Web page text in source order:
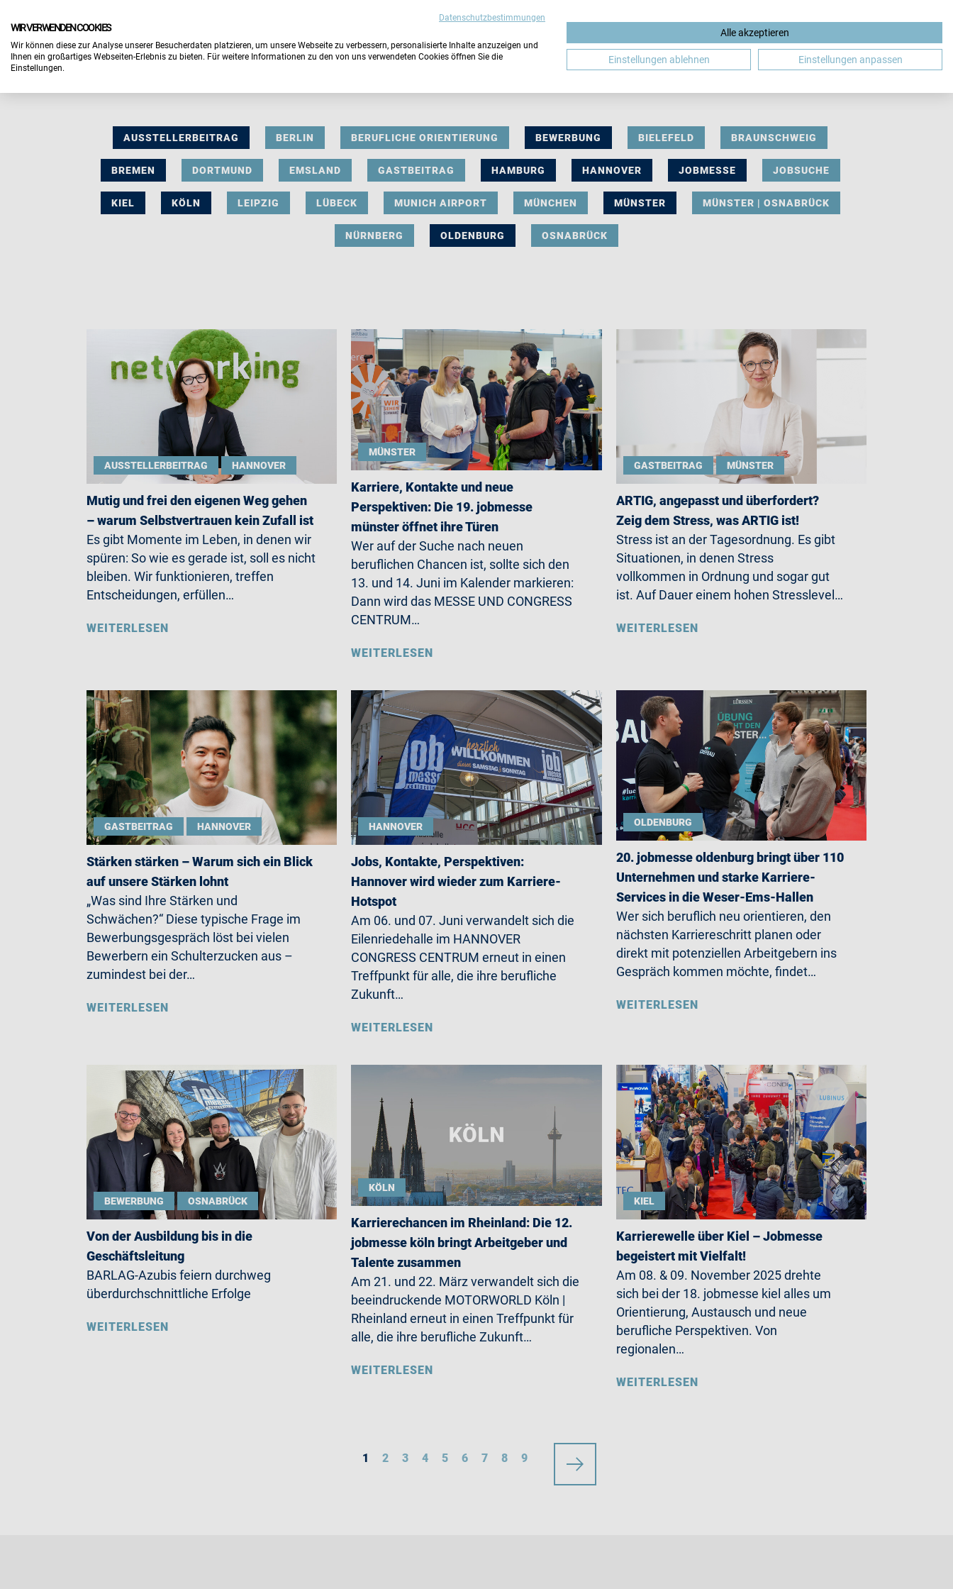
DE
AUSSTELLERBEITRAG BERLIN BERUFLICHE ORIENTIERUNG BEWERBUNG BIELEFELD BRAUNSCHWEIG
BREMEN DORTMUND EMSLAND GASTBEITRAG HAMBURG HANNOVER JOBMESSE JOBSUCHE
KIEL KÖLN LEIPZIG LÜBECK MUNICH AIRPORT MÜNCHEN MÜNSTER MÜNSTER | OSNABRÜCK
NÜRNBERG OLDENBURG OSNABRÜCK
AUSSTELLERBEITRAG HANNOVER
Mutig und frei den eigenen Weg gehen
– warum Selbstvertrauen kein Zufall ist
Es gibt Momente im Leben, in denen wir
spüren: So wie es gerade ist, soll es nicht
bleiben. Wir funktionieren, treffen
Entscheidungen, erfüllen…
WEITERLESEN
MÜNSTER
Karriere, Kontakte und neue
Perspektiven: Die 19. jobmesse
münster öffnet ihre Türen
Wer auf der Suche nach neuen
beruflichen Chancen ist, sollte sich den
13. und 14. Juni im Kalender markieren:
Dann wird das MESSE UND CONGRESS
CENTRUM…
WEITERLESEN
GASTBEITRAG MÜNSTER
ARTIG, angepasst und überfordert?
Zeig dem Stress, was ARTIG ist!
Stress ist an der Tagesordnung. Es gibt
Situationen, in denen Stress
vollkommen in Ordnung und sogar gut
ist. Auf Dauer einem hohen Stresslevel…
WEITERLESEN
GASTBEITRAG HANNOVER
Stärken stärken – Warum sich ein Blick
auf unsere Stärken lohnt
„Was sind Ihre Stärken und
Schwächen?“ Diese typische Frage im
Bewerbungsgespräch löst bei vielen
Bewerbern ein Schulterzucken aus –
zumindest bei der…
WEITERLESEN
HANNOVER
Jobs, Kontakte, Perspektiven:
Hannover wird wieder zum Karriere-
Hotspot
Am 06. und 07. Juni verwandelt sich die
Eilenriedehalle im HANNOVER
CONGRESS CENTRUM erneut in einen
Treffpunkt für alle, die ihre berufliche
Zukunft…
WEITERLESEN
OLDENBURG
20. jobmesse oldenburg bringt über 110
Unternehmen und starke Karriere-
Services in die Weser-Ems-Hallen
Wer sich beruflich neu orientieren, den
nächsten Karriereschritt planen oder
direkt mit potenziellen Arbeitgebern ins
Gespräch kommen möchte, findet…
WEITERLESEN
BEWERBUNG OSNABRÜCK
Von der Ausbildung bis in die
Geschäftsleitung
BARLAG-Azubis feiern durchweg
überdurchschnittliche Erfolge
WEITERLESEN
KÖLN
Karrierechancen im Rheinland: Die 12.
jobmesse köln bringt Arbeitgeber und
Talente zusammen
Am 21. und 22. März verwandelt sich die
beeindruckende MOTORWORLD Köln |
Rheinland erneut in einen Treffpunkt für
alle, die ihre berufliche Zukunft…
WEITERLESEN
KIEL
Karrierewelle über Kiel – Jobmesse
begeistert mit Vielfalt!
Am 08. & 09. November 2025 drehte
sich bei der 18. jobmesse kiel alles um
Orientierung, Austausch und neue
berufliche Perspektiven. Von
regionalen…
WEITERLESEN
1 2 3 4 5 6 7 8 9
Datenschutzbestimmungen
WIR VERWENDEN COOKIES
Wir können diese zur Analyse unserer Besucherdaten platzieren, um unsere Webseite zu verbessern, personalisierte Inhalte anzuzeigen und
Ihnen ein großartiges Webseiten-Erlebnis zu bieten. Für weitere Informationen zu den von uns verwendeten Cookies öffnen Sie die
Einstellungen.
Alle akzeptieren
Einstellungen ablehnen Einstellungen anpassen